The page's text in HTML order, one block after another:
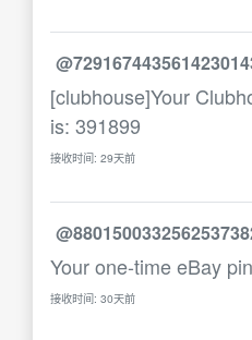
[clubhouse]Your
is: 391899
接收时间: 29天前
Your one-time eBay
接收时间: 30天前